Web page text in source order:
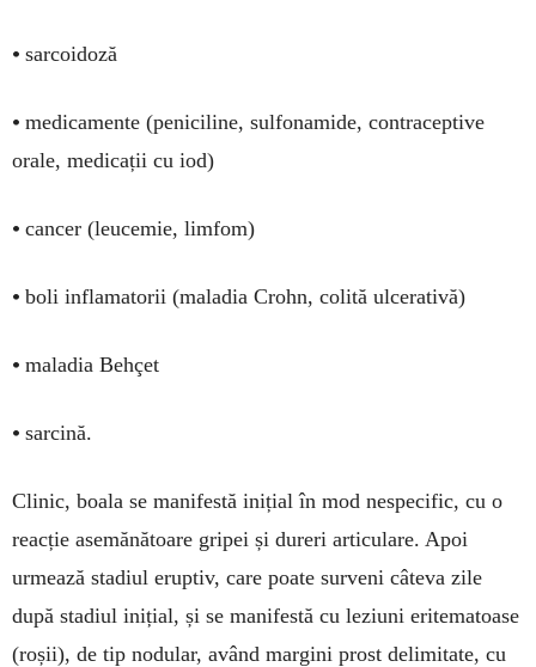
• sarcoidoză
• medicamente (peniciline, sulfonamide, contraceptive
orale, medicații cu iod)
• cancer (leucemie, limfom)
• boli inflamatorii (maladia Crohn, colită ulcerativă)
• maladia Behçet
• sarcină.
Clinic, boala se manifestă inițial în mod nespecific, cu o
reacție asemănătoare gripei și dureri articulare. Apoi
urmează stadiul eruptiv, care poate surveni câteva zile
după stadiul inițial, și se manifestă cu leziuni eritematoase
(roșii), de tip nodular, având margini prost delimitate, cu